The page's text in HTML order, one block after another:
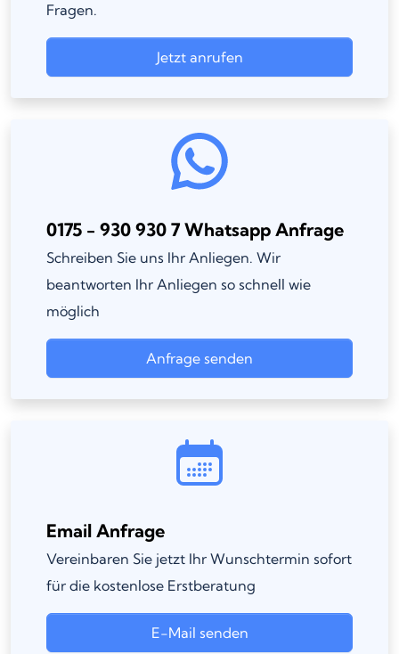
Fragen.
Jetzt anrufen
0175 - 930 930 7 Whatsapp Anfrage
Schreiben Sie uns Ihr Anliegen. Wir
beantworten Ihr Anliegen so schnell wie
möglich
Anfrage senden
Email Anfrage
Vereinbaren Sie jetzt Ihr Wunschtermin sofort
für die kostenlose Erstberatung
E-Mail senden